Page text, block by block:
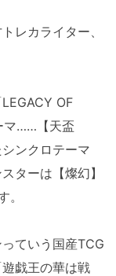
レカライター、
OF
マ……【天盃
ンクロテーマ
ターは【燦幻】
。
ていう国産TCG
戯王の華は戦